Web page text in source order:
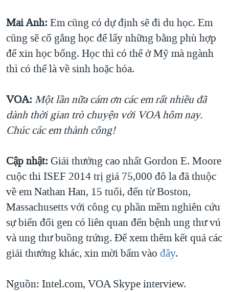
Mai Anh: Em cũng có dự định sẽ đi du học. Em
cũng sẽ cố gắng học để lấy những bằng phù hợp
để xin học bổng. Học thì có thể ở Mỹ mà ngành
thì có thể là về sinh hoặc hóa.
VOA: Một lần nữa cám ơn các em rất nhiều đã
dành thời gian trò chuyện với VOA hôm nay.
Chúc các em thành công!
Cập nhật: Giải thưởng cao nhất Gordon E. Moore
cuộc thi ISEF 2014 trị giá 75,000 đô la đã thuộc
về em Nathan Han, 15 tuổi, đến từ Boston,
Massachusetts với công cụ phần mềm nghiên cứu
sự biến đổi gen có liên quan đến bệnh ung thư vú
và ung thư buồng trứng. Để xem thêm kết quả các
giải thưởng khác, xin mời bấm vào đây.
Nguồn: Intel.com, VOA Skype interview.